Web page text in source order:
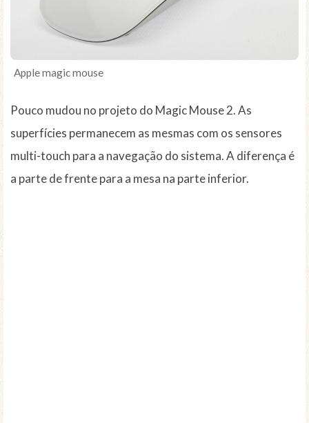
Apple magic mouse
Pouco mudou no projeto do Magic Mouse 2. As
superfícies permanecem as mesmas com os sensores
multi-touch para a navegação do sistema. A diferença é
a parte de frente para a mesa na parte inferior.